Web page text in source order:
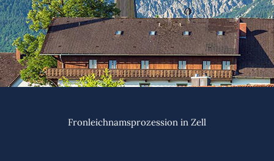
Fronleichnamsprozession in Zell